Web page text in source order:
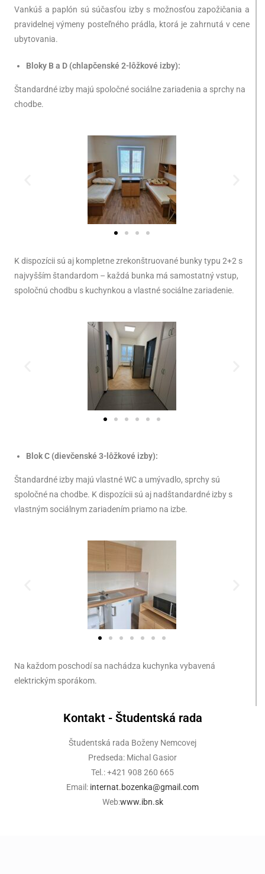
Vankúš a paplón sú súčasťou izby s možnosťou zapožičania a
pravidelnej výmeny posteľného prádla, ktorá je zahrnutá v cene
ubytovania.
Bloky B a D (chlapčenské 2-lôžkové izby):
Štandardné izby majú spoločné sociálne zariadenia a sprchy na
chodbe.
K dispozícii sú aj kompletne zrekonštruované bunky typu 2+2 s
najvyšším štandardom – každá bunka má samostatný vstup,
spoločnú chodbu s kuchynkou a vlastné sociálne zariadenie.
Blok C (dievčenské 3-lôžkové izby):
Štandardné izby majú vlastné WC a umývadlo, sprchy sú
spoločné na chodbe. K dispozícii sú aj nadštandardné izby s
vlastným sociálnym zariadením priamo na izbe.
Na každom poschodí sa nachádza kuchynka vybavená
elektrickým sporákom.
Kontakt - Študentská rada
Študentská rada Boženy Nemcovej
Predseda: Michal Gasior
Tel.: +421 908 260 665
Email: internat.bozenka@gmail.com
Web:www.ibn.sk